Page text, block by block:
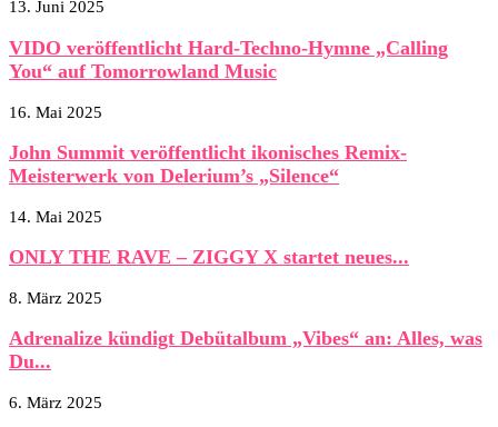
13. Juni 2025
VIDO veröffentlicht Hard-Techno-Hymne „Calling
You“ auf Tomorrowland Music
16. Mai 2025
John Summit veröffentlicht ikonisches Remix-
Meisterwerk von Delerium’s „Silence“
14. Mai 2025
ONLY THE RAVE – ZIGGY X startet neues...
8. März 2025
Adrenalize kündigt Debütalbum „Vibes“ an: Alles, was
Du...
6. März 2025